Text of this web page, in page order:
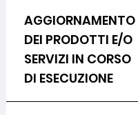
AGGIORNAMENTO
DEI PRODOTTI E/O
SERVIZI IN CORSO
DI ESECUZIONE